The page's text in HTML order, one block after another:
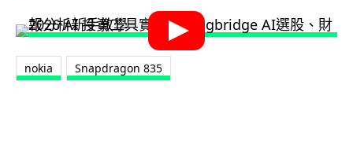
nokia Snapdragon 835